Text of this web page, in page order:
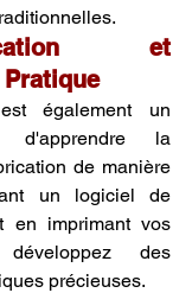
et
également un
d'apprendre la
de manière
un logiciel de
en imprimant vos
des
précieuses.